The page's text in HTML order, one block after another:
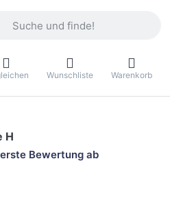
Wunschliste Warenkorb
H
Bewertung ab